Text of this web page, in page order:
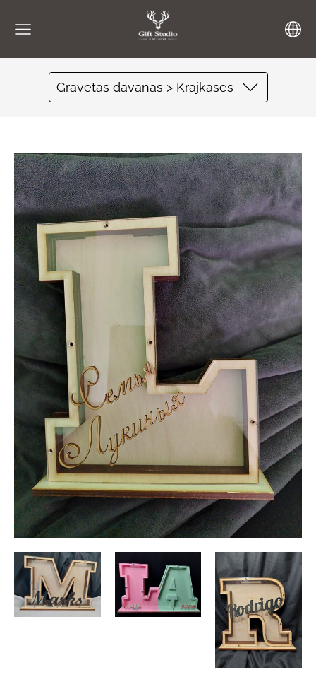
Gravētas dāvanas > Krājkases